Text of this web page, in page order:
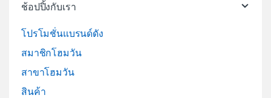
ช้อปปิ้งกับเรา
โปรโมชั่นแบรนด์ดัง
สมาชิกโฮมวัน
สาขาโฮมวัน
สินค้า